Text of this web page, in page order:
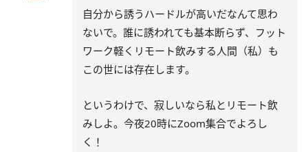
自分から誘うハードルが高いだなんて思わ
ないで。誰に誘われても基本断らず、フット
ワーク軽くリモート飲みする人間（私）も
この世には存在します。
というわけで、寂しいなら私とリモート飲
みしよ。今夜20時にZoom集合でよろし
く！